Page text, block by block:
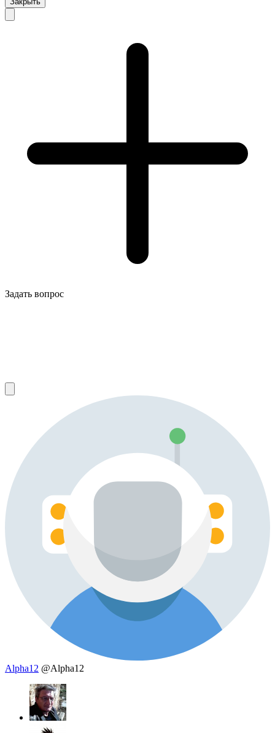
Задать вопрос
Alpha12 @Alpha12